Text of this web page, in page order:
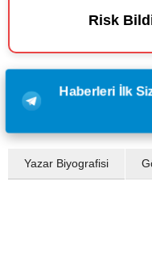
Risk
Haberleri İlk
Yazar Biyografisi